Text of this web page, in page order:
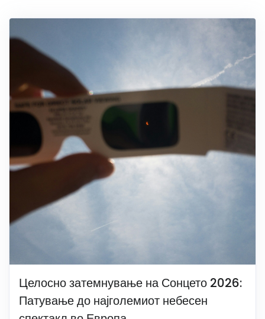
Целосно затемнување на Сонцето 2026:
Патување до најголемиот небесен